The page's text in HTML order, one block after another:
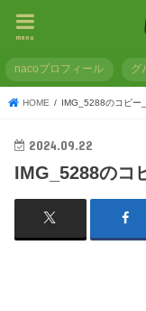
menu
nacoプロフィール グ
HOME IMG_5288のコピー
2024.09.22
IMG_5288のコ